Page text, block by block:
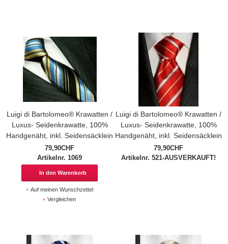
Luigi di Bartolomeo® Krawatten /
Luxus- Seidenkrawatte, 100%
Handgenäht, inkl. Seidensäcklein
79,90CHF
Artikelnr. 1069
In den Warenkorb
Auf meinen Wunschzettel
Vergleichen
Luigi di Bartolomeo® Krawatten /
Luxus- Seidenkrawatte, 100%
Handgenäht, inkl. Seidensäcklein
79,90CHF
Artikelnr. 521-AUSVERKAUFT!